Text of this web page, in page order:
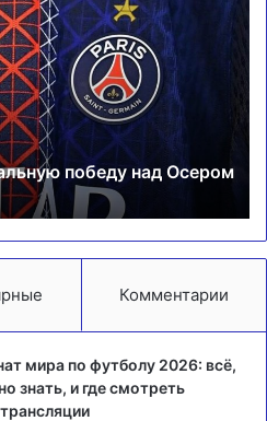
победу над Осером
Комментарии
мира по футболу 2026: всё,
знать, и где смотреть